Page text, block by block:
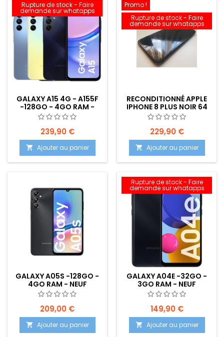
Rupture de stock - Faire
demande sur whatapps
GALAXY A15 4G - A155F
-128GO - 4GO RAM -
NEUF
239,90 €
 Ajouter au panier
Promo !
Rupture de stock - Faire
demande sur whatapps
RECONDITIONNÉ APPLE
IPHONE 8 PLUS NOIR 64
GO
229,90 €
 Ajouter au panier
GALAXY A05S -128GO -
4GO RAM - NEUF
209,00 €
 Ajouter au panier
Rupture de stock - Faire
demande sur whatapps
GALAXY A04E -32GO -
3GO RAM - NEUF
149,90 €
 Ajouter au panier